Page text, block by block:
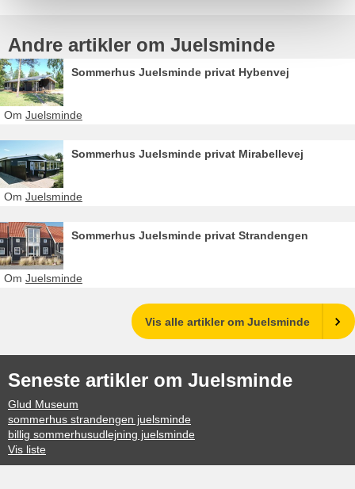
Andre artikler om Juelsminde
Sommerhus Juelsminde privat Hybenvej
Om Juelsminde
Sommerhus Juelsminde privat Mirabellevej
Om Juelsminde
Sommerhus Juelsminde privat Strandengen
Om Juelsminde
Vis alle artikler om Juelsminde
Seneste artikler om Juelsminde
Glud Museum
sommerhus strandengen juelsminde
billig sommerhusudlejning juelsminde
Vis liste